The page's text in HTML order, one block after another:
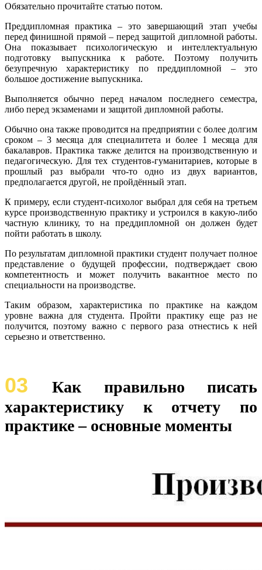
Обязательно прочитайте статью потом.
Преддипломная практика – это завершающий этап учебы
перед финишной прямой – перед защитой дипломной работы.
Она показывает психологическую и интеллектуальную
подготовку выпускника к работе. Поэтому получить
безупречную характеристику по преддипломной – это
большое достижение выпускника.
Выполняется обычно перед началом последнего семестра,
либо перед экзаменами и защитой дипломной работы.
Обычно она также проводится на предприятии с более долгим
сроком – 3 месяца для специалитета и более 1 месяца для
бакалавров. Практика также делится на производственную и
педагогическую. Для тех студентов-гуманитариев, которые в
прошлый раз выбрали что-то одно из двух вариантов,
предполагается другой, не пройдённый этап.
К примеру, если студент-психолог выбрал для себя на третьем
курсе производственную практику и устроился в какую-либо
частную клинику, то на преддипломной он должен будет
пойти работать в школу.
По результатам дипломной практики студент получает полное
представление о будущей профессии, подтверждает свою
компетентность и может получить вакантное место по
специальности на производстве.
Таким образом, характеристика по практике на каждом
уровне важна для студента. Пройти практику еще раз не
получится, поэтому важно с первого раза отнестись к ней
серьезно и ответственно.
03Как правильно писать
характеристику к отчету по
практике – основные моменты